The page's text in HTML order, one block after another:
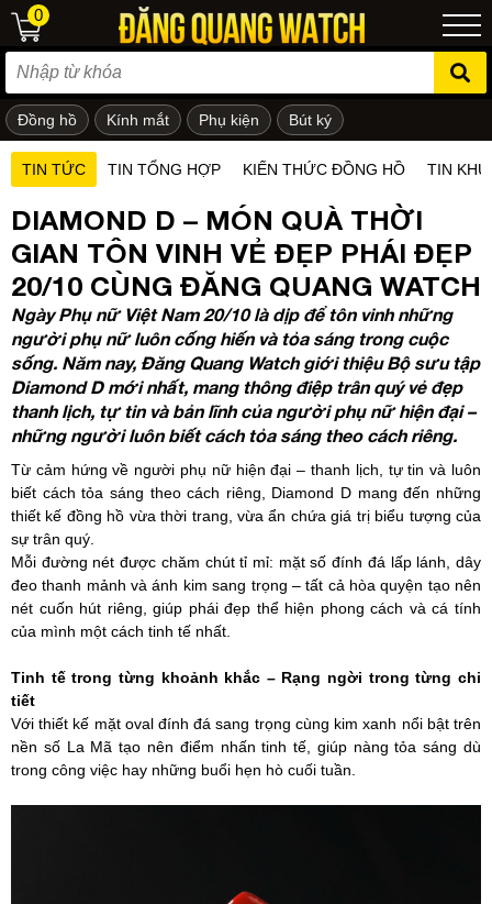
em
0
Đồng hồ Kính mắt Phụ kiện Bút ký
TIN TỨC TIN TỔNG HỢP KIẾN THỨC ĐỒNG HỒ TIN
DIAMOND D – MÓN QUÀ THỜI
GIAN TÔN VINH VẺ ĐẸP PHÁI ĐẸP
20/10 CÙNG ĐĂNG QUANG WATCH
Ngày Phụ nữ Việt Nam 20/10 là dịp để tôn vinh những
người phụ nữ luôn cống hiến và tỏa sáng trong cuộc
sống. Năm nay, Đăng Quang Watch giới thiệu Bộ sưu tập
Diamond D mới nhất, mang thông điệp trân quý vẻ đẹp
thanh lịch, tự tin và bản lĩnh của người phụ nữ hiện đại –
những người luôn biết cách tỏa sáng theo cách riêng.
Từ cảm hứng về người phụ nữ hiện đại – thanh lịch, tự tin và luôn
biết cách tỏa sáng theo cách riêng, Diamond D mang đến những
thiết kế đồng hồ vừa thời trang, vừa ẩn chứa giá trị biểu tượng của
sự trân quý.
Mỗi đường nét được chăm chút tỉ mỉ: mặt số đính đá lấp lánh, dây
đeo thanh mảnh và ánh kim sang trọng – tất cả hòa quyện tạo nên
nét cuốn hút riêng, giúp phái đẹp thể hiện phong cách và cá tính
của mình một cách tinh tế nhất.
Tinh tế trong từng khoảnh khắc – Rạng ngời trong từng chi
tiết
Với thiết kế mặt oval đính đá sang trọng cùng kim xanh nổi bật trên
nền số La Mã tạo nên điểm nhấn tinh tế, giúp nàng tỏa sáng dù
trong công việc hay những buổi hẹn hò cuối tuần.